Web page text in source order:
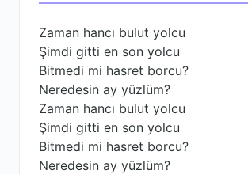
Zaman hancı bulut yolcu
Şimdi gitti en son yolcu
Bitmedi mi hasret borcu?
Neredesin ay yüzlüm?
Zaman hancı bulut yolcu
Şimdi gitti en son yolcu
Bitmedi mi hasret borcu?
Neredesin ay yüzlüm?